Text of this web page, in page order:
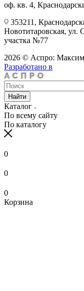
оф. кв. 4,
353211,
Новотитаровская, ул.
участка №77
2026 © Аспро:
Разработано в
Найти
Каталог
По всему сайту
По каталогу
0
0
0
Корзина